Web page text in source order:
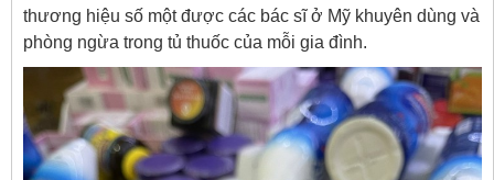
thương hiệu số một được các bác sĩ ở Mỹ khuyên dùng và
phòng ngừa trong tủ thuốc của mỗi gia đình.